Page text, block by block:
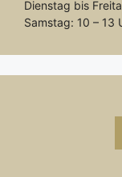
Dienstag bis
Samstag: 10 – 13